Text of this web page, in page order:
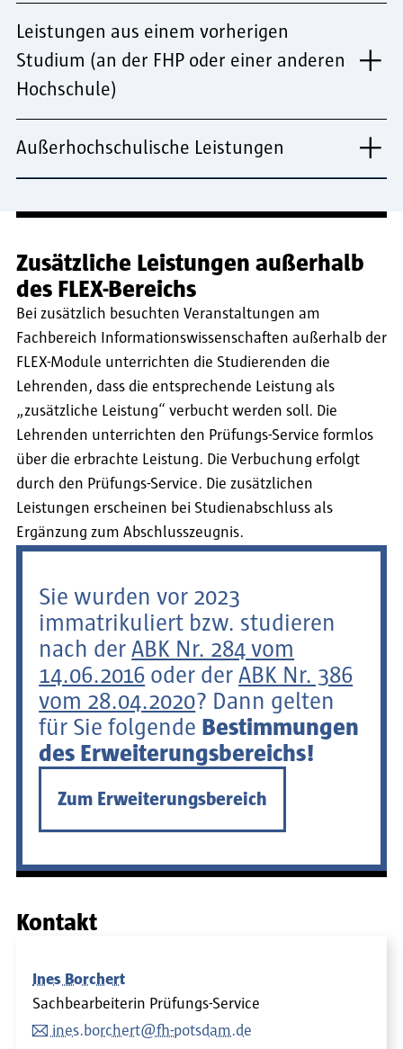
Leistungen aus einem vorherigen
Studium (an der FHP oder einer anderen
Hochschule)
Außerhochschulische Leistungen
Zusätzliche Leistungen außerhalb
des FLEX-Bereichs
Bei zusätzlich besuchten Veranstaltungen am
Fachbereich Informationswissenschaften außerhalb der
FLEX-Module unterrichten die Studierenden die
Lehrenden, dass die entsprechende Leistung als
„zusätzliche Leistung“ verbucht werden soll. Die
Lehrenden unterrichten den Prüfungs-Service formlos
über die erbrachte Leistung. Die Verbuchung erfolgt
durch den Prüfungs-Service. Die zusätzlichen
Leistungen erscheinen bei Studienabschluss als
Ergänzung zum Abschlusszeugnis.
Sie wurden vor 2023
immatrikuliert bzw. studieren
nach derABK Nr. 284 vom
14.06.2016 oder derABK Nr. 386
vom 28.04.2020? Dann gelten
für Sie folgende Bestimmungen
des Erweiterungsbereichs!
Zum Erweiterungsbereich
Kontakt
Ines Borchert
Sachbearbeiterin Prüfungs-Service
ines.borchert@fh-potsdam.de